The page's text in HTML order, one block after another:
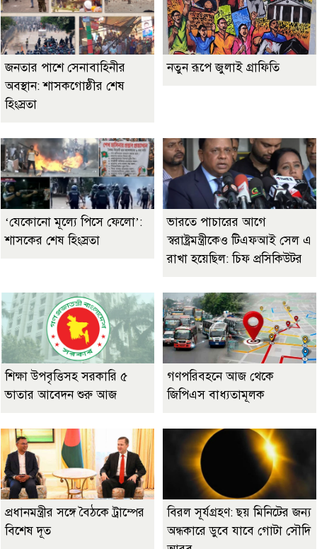
জনতার পাশে সেনাবাহিনীর
অবস্থান: শাসকগোষ্ঠীর শেষ
হিংস্রতা
নতুন রূপে জুলাই গ্রাফিতি
‘যেকোনো মূল্যে পিসে ফেলো’:
শাসকের শেষ হিংস্রতা
ভারতে পাচারের আগে
স্বরাষ্ট্রমন্ত্রীকেও টিএফআই সেল এ
রাখা হয়েছিল: চিফ প্রসিকিউটর
শিক্ষা উপবৃত্তিসহ সরকারি ৫
ভাতার আবেদন শুরু আজ
গণপরিবহনে আজ থেকে
জিপিএস বাধ্যতামূলক
প্রধানমন্ত্রীর সঙ্গে বৈঠকে ট্রাম্পের
বিশেষ দূত
বিরল সূর্যগ্রহণ: ছয় মিনিটের জন্য
অন্ধকারে ডুবে যাবে গোটা সৌদি